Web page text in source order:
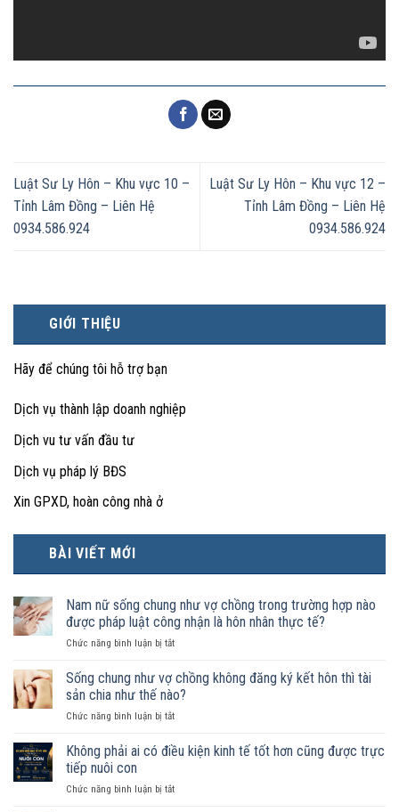
GIỚI THIỆU
Hãy để chúng tôi hỗ trợ bạn
Dịch vụ thành lập doanh nghiệp
Dịch vu tư vấn đầu tư
Dịch vụ pháp lý BĐS
Xin GPXD, hoàn công nhà ở
BÀI VIẾT MỚI
Nam nữ sống chung như vợ chồng trong trường hợp nào
được pháp luật công nhận là hôn nhân thực tế?
Chức năng bình luận bị tắtở
nữ
sống
chung
như
chồng
hợp
Sống chung như vợ chồng không đăng ký kết hôn thì tài
sản chia như thế nào?
Chức năng bình luận bị tắtở
chung
chồng
Không phải ai có điều kiện kinh tế tốt hơn cũng được trực
tiếp nuôi con
Chức năng bình luận bị tắtở
Luật Sư Ly Hôn – Khu vực 10 –
Tỉnh Lâm Đồng – Liên Hệ
0934.586.924
Luật Sư Ly Hôn – Khu vực 12 –
Tỉnh Lâm Đồng – Liên Hệ
0934.586.924